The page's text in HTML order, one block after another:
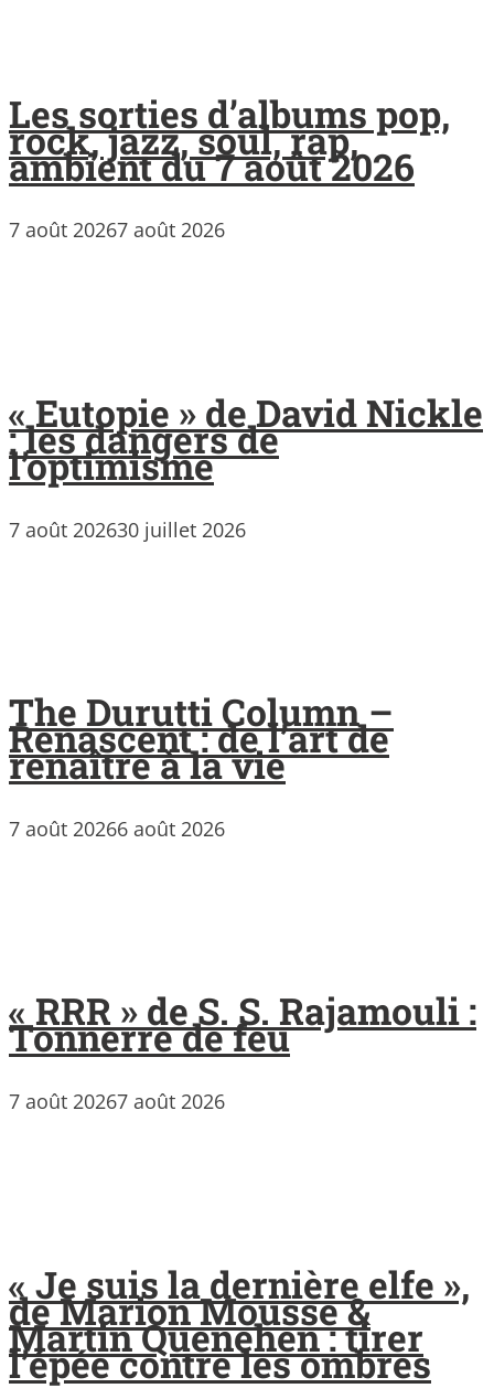
Les sorties d’albums pop,
rock, jazz, soul, rap,
ambient du 7 août 2026
7 août 20267 août 2026
« Eutopie » de David Nickle
: les dangers de
l’optimisme
7 août 202630 juillet 2026
The Durutti Column –
Renascent : de l’art de
renaître à la vie
7 août 20266 août 2026
« RRR » de S. S. Rajamouli :
Tonnerre de feu
7 août 20267 août 2026
« Je suis la dernière elfe »,
de Marion Mousse &
Martin Quenehen : tirer
l’épée contre les ombres